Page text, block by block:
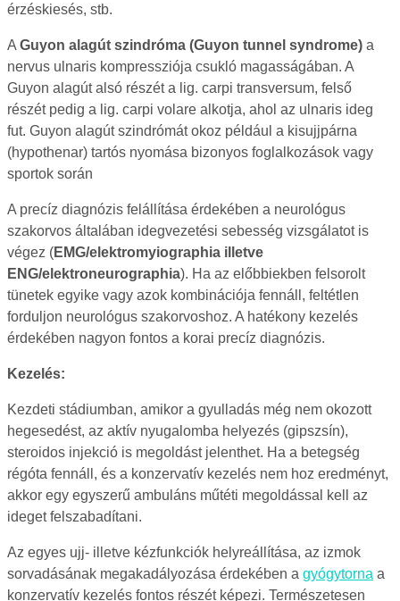
érzéskiesés, stb.
A Guyon alagút szindróma (Guyon tunnel syndrome) a
nervus ulnaris kompressziója csukló magasságában. A
Guyon alagút alsó részét a lig. carpi transversum, felső
részét pedig a lig. carpi volare alkotja, ahol az ulnaris ideg
fut. Guyon alagút szindrómát okoz például a kisujjpárna
(hypothenar) tartós nyomása bizonyos foglalkozások vagy
sportok során
A precíz diagnózis felállítása érdekében a neurológus
szakorvos általában idegvezetési sebesség vizsgálatot is
végez (EMG/elektromyiographia illetve
ENG/elektroneurographia). Ha az előbbiekben felsorolt
tünetek egyike vagy azok kombinációja fennáll, feltétlen
forduljon neurológus szakorvoshoz. A hatékony kezelés
érdekében nagyon fontos a korai precíz diagnózis.
Kezelés:
Kezdeti stádiumban, amikor a gyulladás még nem okozott
hegesedést, az aktív nyugalomba helyezés (gipszsín),
steroidos injekció is megoldást jelenthet. Ha a betegség
régóta fennáll, és a konzervatív kezelés nem hoz eredményt,
akkor egy egyszerű ambuláns műtéti megoldással kell az
ideget felszabadítani.
Az egyes ujj- illetve kézfunkciók helyreállítása, az izmok
sorvadásának megakadályozása érdekében a gyógytorna a
konzervatív kezelés fontos részét képezi. Természetesen